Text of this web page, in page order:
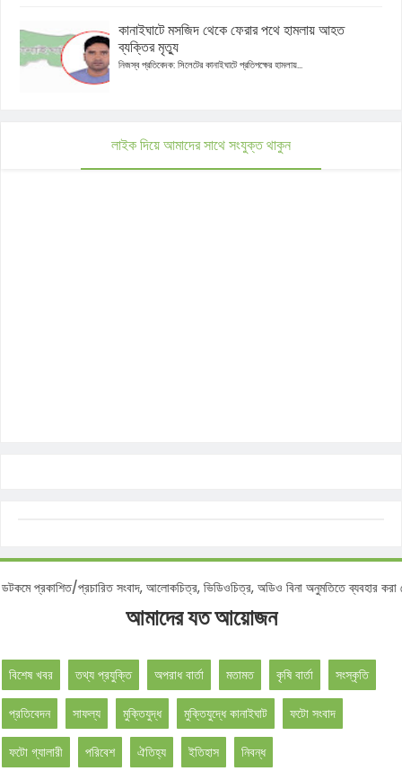
কানাইঘাটে মসজিদ থেকে ফেরার পথে হামলায় আহত
ব্যক্তির মৃত্যু
নিজস্ব প্রতিবেদক: সিলেটের কানাইঘাটে প্রতিপক্ষের হামলায়...
লাইক দিয়ে আমাদের সাথে সংযুক্ত থাকুন
প্রকাশিত/প্রচারিত সংবাদ, আলোকচিত্র, ভিডিওচিত্র, অডিও বিনা অনুমতিতে ব্যবহার করা
আমাদের যত আয়োজন
বিশেষ খবর তথ্য প্রযুক্তি অপরাধ বার্তা মতামত কৃষি বার্তা সংস্কৃতি
প্রতিবেদন সাফল্য মুক্তিযুদ্ধ মুক্তিযুদ্ধে কানাইঘাট ফটো সংবাদ
ফটো গ্যালারী পরিবেশ ঐতিহ্য ইতিহাস নিবন্ধ